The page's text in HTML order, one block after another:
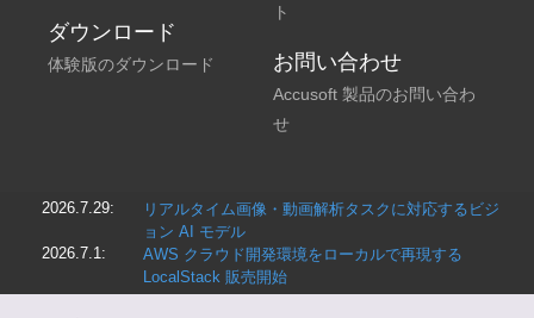
ダウンロード
体験版のダウンロード
ト
お問い合わせ
Accusoft 製品のお問い合わ
せ
2026.7.29:
リアルタイム画像・動画解析タスクに対応するビジ
ョン AI モデル
2026.7.1:
AWS クラウド開発環境をローカルで再現する
LocalStack 販売開始